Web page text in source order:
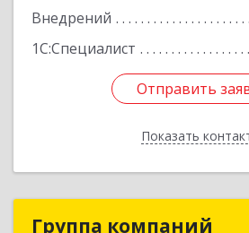
Внедрений
1С:Специалист
Отправить
Показать
Отправить
Назад
Группа компаний